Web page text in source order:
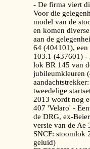
- De firma viert
Voor die
model van de
en komen
aan de
64 (404101),
103.1 (437601) -
lok BR 145 van
jubileumkleuren
tweedelige
2013 wordt nog
407 'Velaro' -
de DRG, ex-
versie van de Ae
SNCF: stoomlok
geluid)